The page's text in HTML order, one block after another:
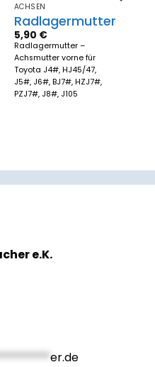
ACHSEN
Radlagermutter
5,90 €
Radlagermutter –
Achsmutter vorne für
Toyota J4#, HJ45/47,
J5#, J6#, BJ7#, HZJ7#,
PZJ7#, J8#, J105
e.K.
er.de